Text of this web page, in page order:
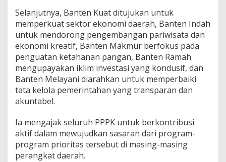
a
m
Selanjutnya, Banten Kuat ditujukan untuk
memperkuat sektor ekonomi daerah, Banten Indah
untuk mendorong pengembangan pariwisata dan
ekonomi kreatif, Banten Makmur berfokus pada
penguatan ketahanan pangan, Banten Ramah
mengupayakan iklim investasi yang kondusif, dan
Banten Melayani diarahkan untuk memperbaiki
tata kelola pemerintahan yang transparan dan
akuntabel.
Ia mengajak seluruh PPPK untuk berkontribusi
aktif dalam mewujudkan sasaran dari program-
program prioritas tersebut di masing-masing
perangkat daerah.